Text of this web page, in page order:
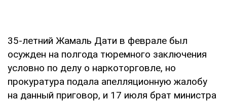
35-летний Жамаль Дати в феврале был
осужден на полгода тюремного заключения
условно по делу о наркоторговле, но
прокуратура подала апелляционную жалобу
на данный приговор, и 17 июля брат министра